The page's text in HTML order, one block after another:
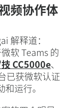
频协作体
解释道：
软 Teams 的
CC5000e、
已获微软认证
运行。